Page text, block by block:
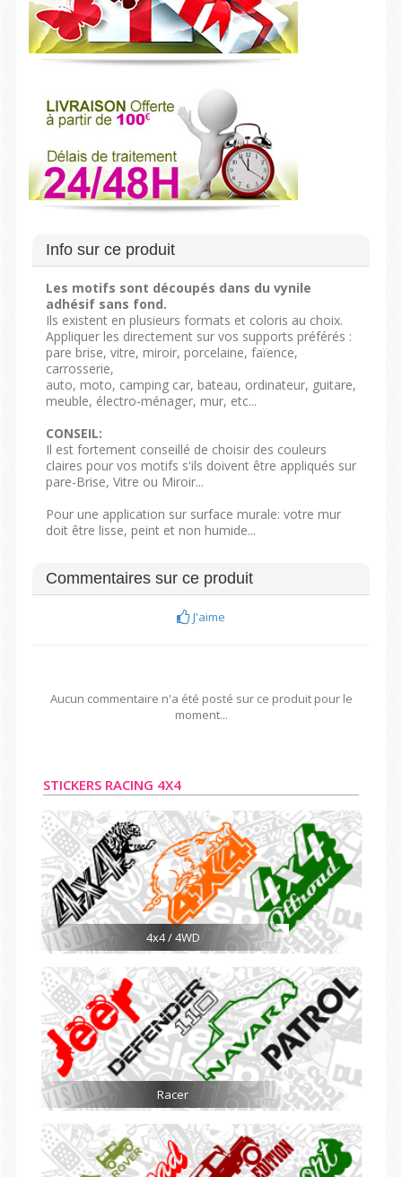
Info sur ce produit
Les motifs sont découpés dans du vynile
adhésif sans fond.
Ils existent en plusieurs formats et coloris au choix.
Appliquer les directement sur vos supports préférés :
pare brise, vitre, miroir, porcelaine, faïence,
carrosserie,
auto, moto, camping car, bateau, ordinateur, guitare,
meuble, électro-ménager, mur, etc...
CONSEIL:
Il est fortement conseillé de choisir des couleurs
claires pour vos motifs s'ils doivent être appliqués sur
pare-Brise, Vitre ou Miroir...
Pour une application sur surface murale: votre mur
doit être lisse, peint et non humide...
Commentaires sur ce produit
J'aime
Aucun commentaire n'a été posté sur ce produit pour le
moment...
STICKERS RACING 4X4
4x4 / 4WD
Racer